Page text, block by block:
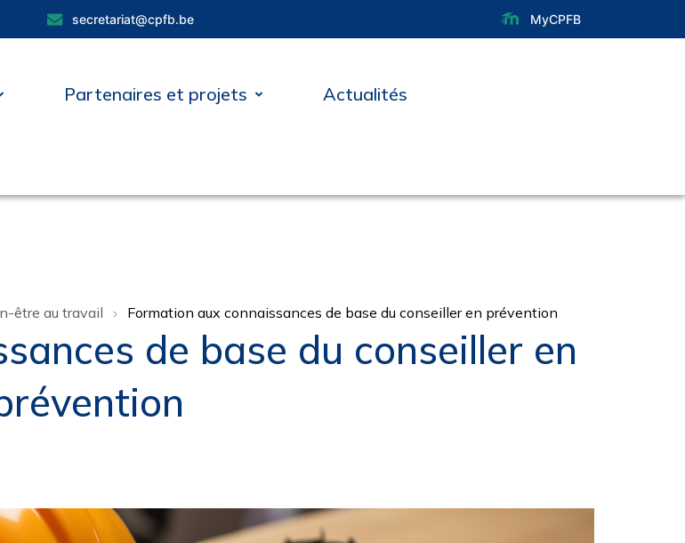
secretariat@cpfb.be MyCPFB
Partenaires et projets
Actualités
être au travail Formation aux connaissances de base du conseiller en prévention
de base du conseiller en